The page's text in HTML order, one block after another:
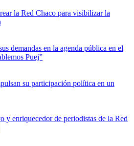
la Red Chaco para visibilizar la
demandas en la agenda pública en el
Puej”
su participación política en un
y enriquecedor de periodistas de la Red